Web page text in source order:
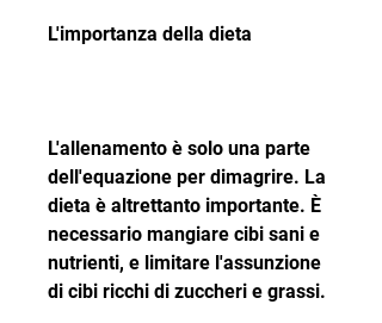
L'importanza della dieta
L'allenamento è solo una parte
dell'equazione per dimagrire. La
dieta è altrettanto importante. È
necessario mangiare cibi sani e
nutrienti, e limitare l'assunzione
di cibi ricchi di zuccheri e grassi.